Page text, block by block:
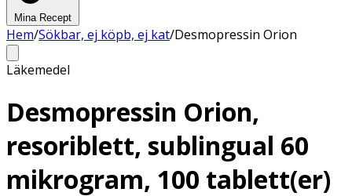
Mina Recept
Hem/Sökbar, ej köpb, ej kat/Desmopressin Orion
Läkemedel
Desmopressin Orion,
resoriblett, sublingual 60
mikrogram, 100 tablett(er)